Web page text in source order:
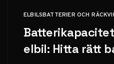
KATEGORI
ELBILSBATTERIER OCH
elbil: Hitta rätt